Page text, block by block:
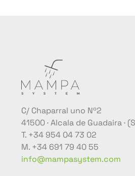
C/ Chaparral uno Nº2
41500 · Alcala de Guadaira ·
T. +34 954 04 73 02
M. +34 691 79 40 55
info@mampasystem.com